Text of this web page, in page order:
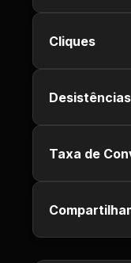
Cliques
Desistências
Taxa de